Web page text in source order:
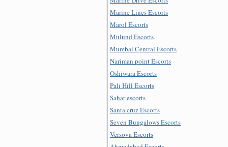
Marine Lines Escorts
Marol Escorts
Mulund Escorts
Mumbai Central Escorts
Nariman point Escorts
Oshiwara Escorts
Pali Hill Escorts
Sahar escorts
Santa cruz Escorts
Seven Bungalows Escorts
Versova Escorts